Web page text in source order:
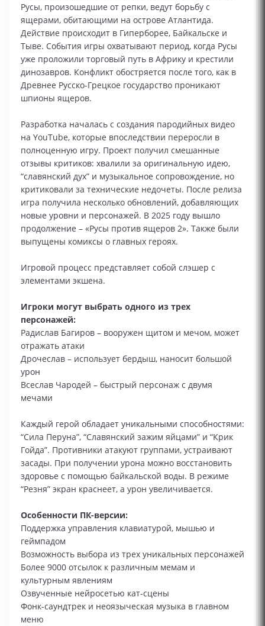
Русы, произошедшие от репки, ведут борьбу с
ящерами, обитающими на острове Атлантида.
Действие происходит в Гиперборее, Байкальске и
Тыве. События игры охватывают период, когда Русы
уже проложили торговый путь в Африку и крестили
динозавров. Конфликт обостряется после того, как в
Древнее Русско-Грецкое государство проникают
шпионы ящеров.
Разработка началась с создания пародийных видео
на YouTube, которые впоследствии переросли в
полноценную игру. Проект получил смешанные
отзывы критиков: хвалили за оригинальную идею,
“славянский дух” и музыкальное сопровождение, но
критиковали за технические недочеты. После релиза
игра получила несколько обновлений, добавляющих
новые уровни и персонажей. В 2025 году вышло
продолжение – «Русы против ящеров 2». Также были
выпущены комиксы о главных героях.
Игровой процесс представляет собой слэшер с
элементами экшена.
Игроки могут выбрать одного из трех
персонажей:
Радислав Багиров – вооружен щитом и мечом, может
отражать атаки
Дрочеслав – использует бердыш, наносит большой
урон
Всеслав Чародей – быстрый персонаж с двумя
мечами
Каждый герой обладает уникальными способностями:
“Сила Перуна”, “Славянский зажим яйцами” и “Крик
Гойда”. Противники атакуют группами, устраивают
засады. При получении урона можно восстановить
здоровье с помощью байкальской воды. В режиме
“Резня” экран краснеет, а урон увеличивается.
Особенности ПК-версии:
Поддержка управления клавиатурой, мышью и
геймпадом
Возможность выбора из трех уникальных персонажей
Более 9000 отсылок к различным мемам и
культурным явлениям
Озвученные нейросетью кат-сцены
Фонк-саундтрек и неоязыческая музыка в главном
меню